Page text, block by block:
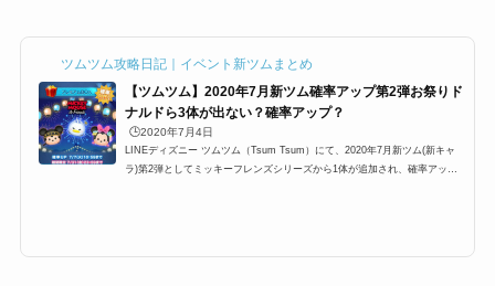
ツムツム攻略日記｜イベント新ツムまとめ
【ツムツム】2020年7月新ツム確率アップ第2弾お祭りド
ナルドら3体が出ない？確率アップ？
🕒️2020年7月4日
LINEディズニー ツムツム（Tsum Tsum）にて、2020年7月新ツム(新キャ
ラ)第2弾としてミッキーフレンズシリーズから1体が追加され、確率アップ